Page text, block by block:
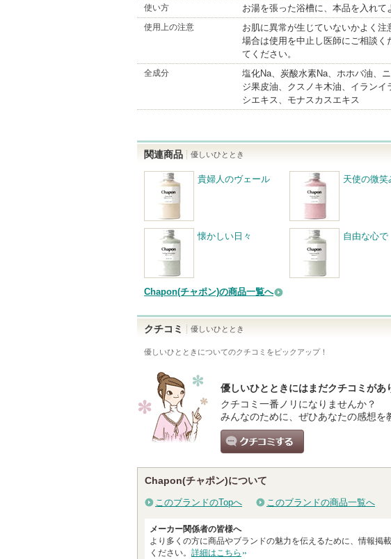
使い方 お湯を張った浴槽に、本品を入れて
使用上の注意
お肌に異常が生じていないかよく
場合は使用を中止し医師にご相談
てください。
全成分
塩化Na、炭酸水素Na、ホホバ油、
ジ果皮油、クスノキ木油、イラン
シエキス、モナスカスエキス
関連商品 優しいひととき
貴婦人のヴェール 天使の微笑
懐かしい日々 自由な心で
Chapon(チャポン)の商品一覧へ
クチコミ 優しいひととき
優しいひととき についてのクチコミをピックアップ！
優しいひとときにはまだクチコミがあ
クチコミ一番ノリになりませんか？
みんなのために、ぜひあなたの感想を
Chapon(チャポン)について
このブランドのTopへ このブランドの商品一覧へ
メーカー関係者の皆様へ
より多くの方に商品やブランドの魅力を伝えるために、情報掲
ください。 詳細はこちら